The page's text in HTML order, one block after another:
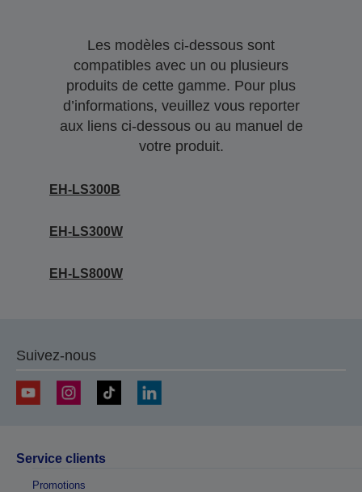
Les modèles ci-dessous sont
compatibles avec un ou plusieurs
produits de cette gamme. Pour plus
d’informations, veuillez vous reporter
aux liens ci-dessous ou au manuel de
votre produit.
EH-LS300B
EH-LS300W
EH-LS800W
Suivez-nous
Service clients
Promotions